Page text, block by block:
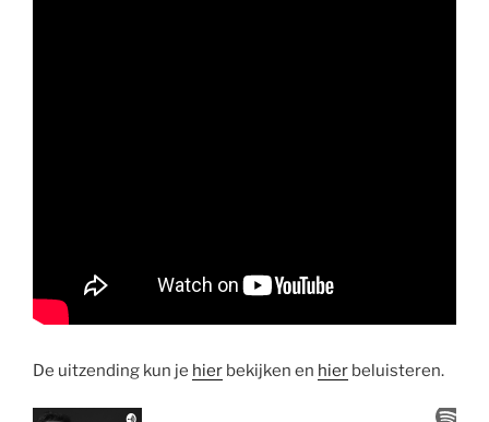
De uitzending kun je hier bekijken en hier beluisteren.